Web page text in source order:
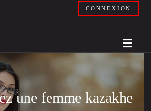
CONNEXION
une femme kazakhe